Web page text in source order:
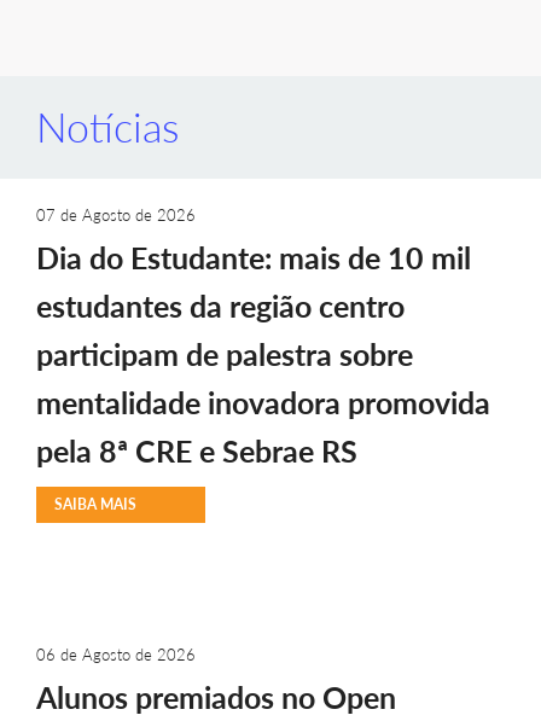
Notícias
07 de Agosto de 2026
Dia do Estudante: mais de 10 mil
estudantes da região centro
participam de palestra sobre
mentalidade inovadora promovida
pela 8ª CRE e Sebrae RS
SAIBA MAIS
06 de Agosto de 2026
Alunos premiados no Open